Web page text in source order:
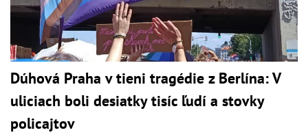
Dúhová Praha v tieni tragédie z Berlína: V
uliciach boli desiatky tisíc ľudí a stovky
policajtov